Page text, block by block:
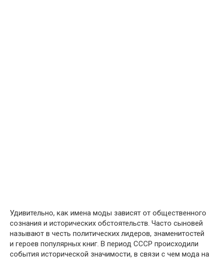
Удивительно, как имена моды зависят от общественного
сознания и исторических обстоятельств. Часто сыновей
называют в честь политических лидеров, знаменитостей
и героев популярных книг. В период СССР происходили
события исторической значимости, в связи с чем мода на